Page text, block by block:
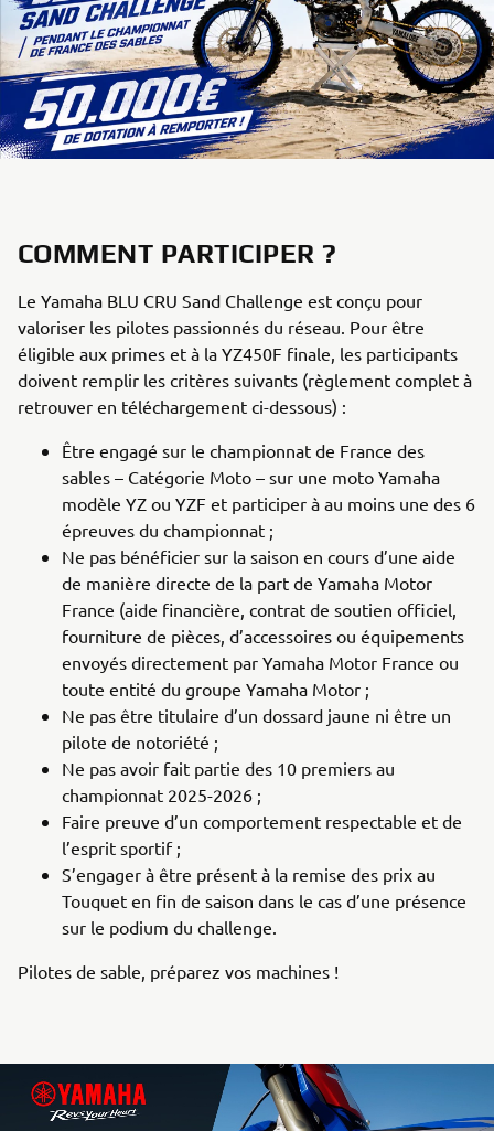
COMMENT PARTICIPER ?
Le Yamaha BLU CRU Sand Challenge est conçu pour
valoriser les pilotes passionnés du réseau. Pour être
éligible aux primes et à la YZ450F finale, les participants
doivent remplir les critères suivants (règlement complet à
retrouver en téléchargement ci-dessous) :
Être engagé sur le championnat de France des
sables – Catégorie Moto – sur une moto Yamaha
modèle YZ ou YZF et participer à au moins une des 6
épreuves du championnat ;
Ne pas bénéficier sur la saison en cours d’une aide
de manière directe de la part de Yamaha Motor
France (aide financière, contrat de soutien officiel,
fourniture de pièces, d’accessoires ou équipements
envoyés directement par Yamaha Motor France ou
toute entité du groupe Yamaha Motor ;
Ne pas être titulaire d’un dossard jaune ni être un
pilote de notoriété ;
Ne pas avoir fait partie des 10 premiers au
championnat 2025-2026 ;
Faire preuve d’un comportement respectable et de
l’esprit sportif ;
S’engager à être présent à la remise des prix au
Touquet en fin de saison dans le cas d’une présence
sur le podium du challenge.
Pilotes de sable, préparez vos machines !